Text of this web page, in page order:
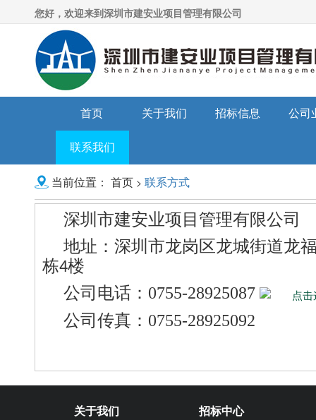
您好，欢迎来到深圳市建安业项目管理有限公司
首页 关于我们 招标信息 公司
联系我们
当前位置： 首页 > 联系方式
深圳市建安业项目管理有限公司
地址： 深圳市龙岗区龙城街道龙
栋4楼
公司电话 ： 0755-28925087
公司传真： 0755-28925092
关于我们 招标中心